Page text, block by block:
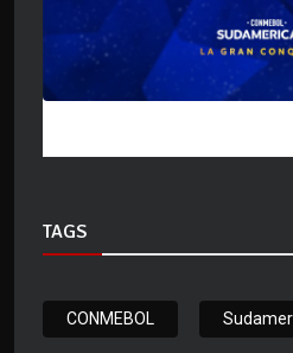
TAGS
CONMEBOL